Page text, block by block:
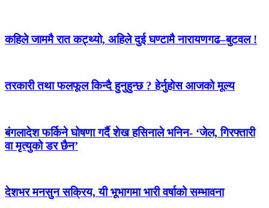
कहिले जाममै रात कट्थ्यो, अहिले दुई घण्टामै नारायणगढ–बुटवल !
तरकारी तथा फलफूल किन्दै हुनुहुन्छ ? हेर्नुहोस आजको मूल्य
बंगलादेश फर्किने घोषणा गर्दै शेख हसिनाले भनिन- ‘जेल, गिरफ्तारी
वा मृत्युको डर छैन’
देशभर मनसुन सक्रिय, यी भूभागमा भारी वर्षाको सम्भावना